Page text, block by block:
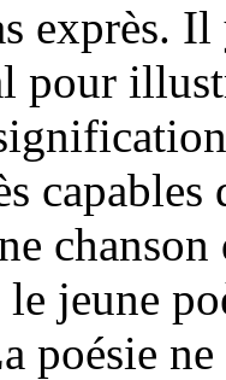
exprès.
pour
le jeune
poésie